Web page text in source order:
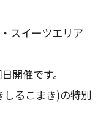
スイーツエリア
開催です。
るこまき)の特別